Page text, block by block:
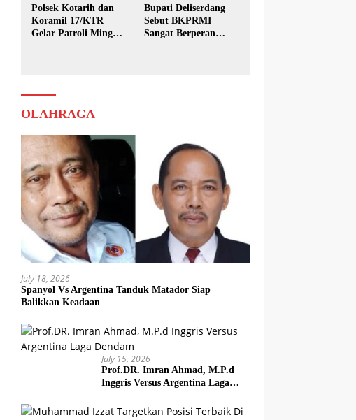
Polsek Kotarih dan
Koramil 17/KTR
Gelar Patroli Minggu
Bupati Deliserdang
Sebut BKPRMI
Sangat Berperan
OLAHRAGA
July 18, 2026
Spanyol Vs Argentina Tanduk Matador Siap
Balikkan Keadaan
July 15, 2026
Prof.DR. Imran Ahmad, M.P.d
Inggris Versus Argentina Laga